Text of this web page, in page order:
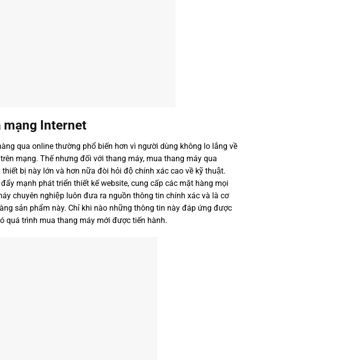
mạng Internet
qua online thường phổ biến hơn vì người dùng không lo lắng về
mạng. Thế nhưng đối với thang máy, mua thang máy qua
bị này lớn và hơn nữa đòi hỏi độ chính xác cao về kỹ thuật.
mạnh phát triển thiết kế website, cung cấp các mặt hàng mọi
chuyên nghiệp luôn đưa ra nguồn thông tin chính xác và là cơ
sản phẩm này. Chỉ khi nào những thông tin này đáp ứng được
quá trình mua thang máy mới được tiến hành.